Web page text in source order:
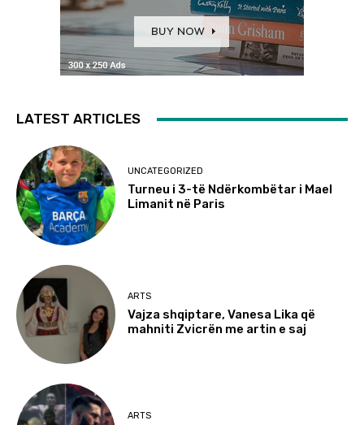
LATEST ARTICLES
UNCATEGORIZED
Turneu i 3-të Ndërkombëtar i Mael
Limanit në Paris
ARTS
Vajza shqiptare, Vanesa Lika që
mahniti Zvicrën me artin e saj
ARTS